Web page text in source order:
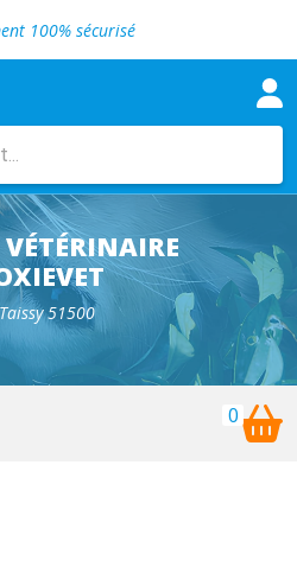
100% sécurisé
en clinique vétérinaire
croquettes vétérinaire
en clinique vétérinaire
gratuit en clinique
croquettes vétérinaire
Taissy 51500
0